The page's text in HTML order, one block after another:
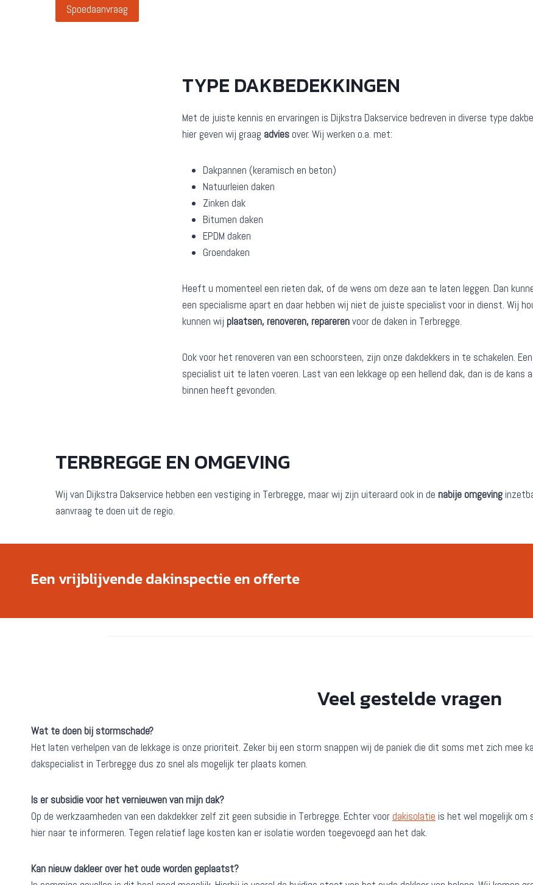
Spoedaanvraag
TYPE DAKBEDEKKINGEN
Met de juiste kennis en ervaringen is Dijkstra Dakservice bedreven in diverse type
hier geven wij graag advies over. Wij werken o.a. met:
Dakpannen (keramisch en beton)
Natuurleien daken
Zinken dak
Bitumen daken
EPDM daken
Groendaken
Heeft u momenteel een rieten dak, of de wens om deze aan te laten leggen. Dan
een specialisme apart en daar hebben wij niet de juiste specialist voor in dienst. Wij
kunnen wij plaatsen, renoveren, reparerenvoor de daken in Terbregge.
Ook voor het renoveren van een schoorsteen, zijn onze dakdekkers in te schakelen. Een
specialist uit te laten voeren. Last van een lekkage op een hellend dak, dan is de
binnen heeft gevonden.
TERBREGGE EN OMGEVING
Wij van Dijkstra Dakservice hebben een vestiging in Terbregge, maar wij zijn uiteraard ook in de nabije omgeving
aanvraag te doen uit de regio.
Een vrijblijvende dakinspectie en offerte
Veel gestelde vragen
Wat te doen bij stormschade?
Het laten verhelpen van de lekkage is onze prioriteit. Zeker bij een storm snappen wij de paniek die dit soms met zich mee
dakspecialist in Terbregge dus zo snel als mogelijk ter plaats komen.
Is er subsidie voor het vernieuwen van mijn dak?
Op de werkzaamheden van een dakdekker zelf zit geen subsidie in Terbregge. Echter voor dakisolatie is het wel mogelijk om
hier naar te informeren. Tegen relatief lage kosten kan er isolatie worden toegevoegd aan het dak.
Kan nieuw dakleer over het oude worden geplaatst?